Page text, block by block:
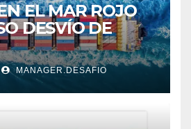
EL MAR ROJO
DESVÍO DE
MANAGER.DESAFIO